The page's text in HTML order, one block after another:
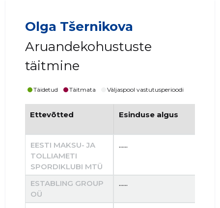
Olga Tšernikova
Aruandekohustuste
täitmine
Täidetud Täitmata Väljaspool vastutusperioodi
Ettevõtted Esinduse algus
EESTI MAKSU- JA
TOLLIAMETI
SPORDIKLUBI MTÜ
......
ESTABLING GROUP
OÜ
......